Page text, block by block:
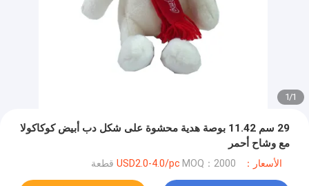
1
/
1
29 سم 11.42 بوصة هدية محشوة على شكل دب أبيض كوكاكولا
مع وشاح أحمر
الأسعار：USD2.0-4.0/pc MOQ：2000 قطعة